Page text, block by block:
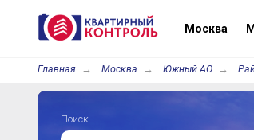
Москва
Главная Москва Южный АО
Поиск